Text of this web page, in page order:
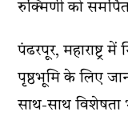
रुक्मिणी को
पंढरपूर, महाराष्ट्र
पृष्ठभूमि के लिए
साथ-साथ विशेषता